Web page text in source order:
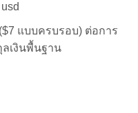
แบบครบรอบ) ต่อการ
ลเงินพื้นฐาน